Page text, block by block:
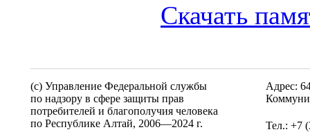
Скачать
(c) Управление Федеральной службы
по надзору в сфере защиты прав
потребителей и благополучия человека
по Республике Алтай, 2006—2024 г.
Адрес:
Тел.: +7